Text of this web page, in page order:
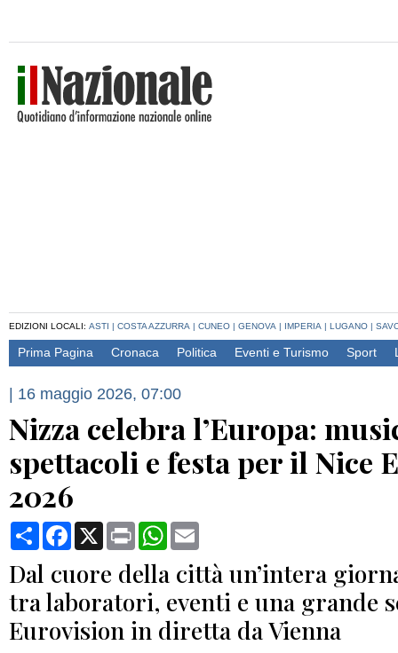
EDIZIONI LOCALI: ASTI | COSTA AZZURRA | CUNEO | GENOVA | IMPERIA | LUGANO |
Prima Pagina Cronaca Politica Eventi e Turismo Sport
| 16 maggio 2026, 07:00
Nizza celebra l’Europa:
spettacoli e festa per il Nice
2026
CondividiFacebook
X Print WhatsApp
Dal cuore della città un’intera
tra laboratori, eventi e una grande
Eurovision in diretta da Vienna